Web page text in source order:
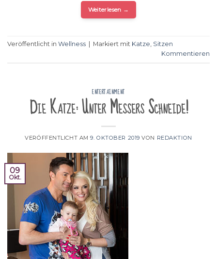
Weiterlesen →
Veröffentlicht in Wellness Markiert mit Katze, Sitzen
Kommentieren
ENTERTAINMENT
Die Katze: Unter Messers Schneide!
VERÖFFENTLICHT AM9. OKTOBER 2019 VON REDAKTION
09
Okt.